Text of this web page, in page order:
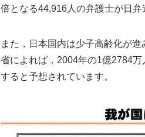
倍となる44,916人の弁護士が日弁
また，日本国内は少子高齢化が
省によれば，2004年の1億2784
すると予想されています。